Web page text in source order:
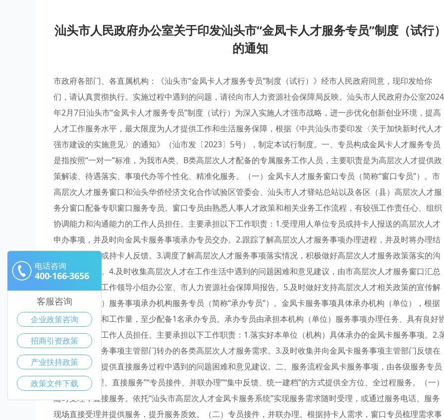
汕头市人民政府办公室关于印发汕头市“金凤卡人才服务专员”制度（试行
的通知
市政府各部门、各直属机构：《汕头市“金凤卡人才服务专员”制度（试行）》经市人民政府同意，现印发给你
们，请认真贯彻执行。实施过程中遇到的问题，请径向市人力资源社会保障局反映。汕头市人民政府办公室2024
年2月7日汕头市“金凤卡人才服务专员”制度（试行）为深入实施人才强市战略，进一步优化创新创业环境，提高
人才工作服务水平，最大限度为人才提供工作和生活服务保障，根据《中共汕头市委印发〈关于加快新时代人才
强市建设的实施意见〉的通知》（汕市发〔2023〕5号），制定本试行制度。一、专员构成金凤卡人才服务专员
是指按照“一对一”标准，为我市A类、B类高层次人才配备的专属服务工作人员，主要职责是为高层次人才提供政
策解读、待遇落实、事项代办等个性化、精准化服务。（一）金凤卡人才服务窗口专员（简称“窗口专员”）。市
高层次人才服务窗口和汕头华侨经济文化合作试验区管委会、汕头市人才驿站总站以及各区（县）高层次人才服
务分窗口配备专职窗口服务专员。窗口专员由熟悉人事人才政策和相关业务工作流程，有较强工作责任心、组织
协调能力和沟通能力的工作人员担任。主要承担以下工作职责：1.受理用人单位专员或持卡人报送的高层次人才
申办事项，并及时向金凤卡服务事项承办专员交办。2.跟踪了解高层次人才服务事项办理进程，并及时将办理结
果向单位专员或持卡人反馈。3.调度了解高层次人才服务事项落实情况，积极做好高层次人才服务政策落实的沟
通协调等工作。4.及时收集高层次人才在工作生活中遇到的问题困难和意见建议，由市高层次人才服务窗口汇总
并向市委人才工作领导小组办公室、市人力资源社会保障局报告。5.及时做好支持高层次人才相关政策的宣传解
读工作。（二）服务事项承办机构服务专员（简称“承办专员”）。金凤卡服务事项具体承办机构（单位），根据
服务事项类别和工作量，至少配备1名承办专员。承办专员由承担本机构（单位）服务事项办理任务、具有良好
调沟通能力的工作人员担任。主要承担以下工作职责：1.落实好本单位（机构）具体承办的金凤卡服务事项。2.
实好金凤卡服务事项主管部门转办的各类高层次人才服务需求。3.及时收集并向金凤卡服务事项主管部门反馈在
为高层次人才提供直接服务过程中遇到的问题困难和意见建议。二、服务流程金凤卡服务事项，由各级服务专员
按照“随时受理、直接服务”“专员接件、并联办理”“集中反馈、统一建档”的方式提供全方位、全过程服务。（一）
随时受理，直接服务。依托“汕头市高层次人才金凤卡服务系统”实现服务需求随时受理，或通过服务电话、服务
现场直接受理并提供服务，提升服务质效。（二）专员接件，并联办理。根据持卡人需求，窗口专员梳理需求事
电话咨询
400-166-3656
客服咨询
企业政策咨询
招商引资政策
产业扶持政策
政策文件下载